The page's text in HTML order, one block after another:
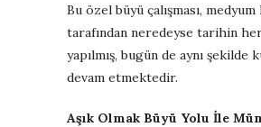
Bu özel büyü çalışması,
tarafından neredeyse tarihin
yapılmış, bugün de aynı şekilde
devam etmektedir.
Aşık Olmak Büyü Yolu İle